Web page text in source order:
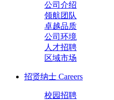
公司介绍
领航团队
卓越品质
公司环境
人才招聘
区域市场
招贤纳士 Careers
校园招聘